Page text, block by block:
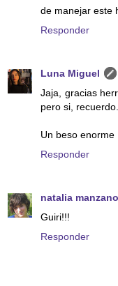
de manejar este
Responder
Luna Miguel
Jaja, gracias
pero si, recuerdo.
Un beso enorme
Responder
natalia manzano
Guiri!!!
Responder